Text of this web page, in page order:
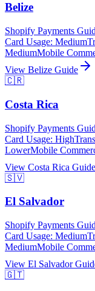
Belize
Shopify Payments
Card Usage: Medium
MediumMobile
View Belize Guide
🇨🇷
Costa Rica
Shopify Payments
Card Usage: High
LowerMobile
View Costa Rica Guide
🇸🇻
El Salvador
Shopify Payments
Card Usage: Medium
MediumMobile
View El Salvador
🇬🇹